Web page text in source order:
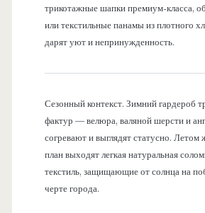
трикотажные шапки премиум-класса,
или текстильные панамы из плотного
дарят уют и непринужденность.
Сезонный контекст. Зимний гардероб
фактур — велюра, валяной шерсти и
согревают и выглядят статусно. Летом
план выходят легкая натуральная
текстиль, защищающие от солнца на
черте города.